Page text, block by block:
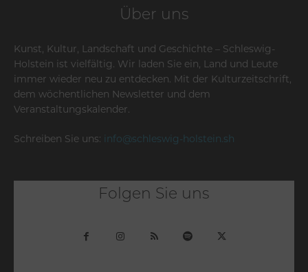
Über uns
Kunst, Kultur, Landschaft und Geschichte – Schleswig-
Holstein ist vielfältig. Wir laden Sie ein, Land und Leute
immer wieder neu zu entdecken. Mit der Kulturzeitschrift,
dem wöchentlichen Newsletter und dem
Veranstaltungskalender.
Schreiben Sie uns: info@schleswig-holstein.sh
Folgen Sie uns